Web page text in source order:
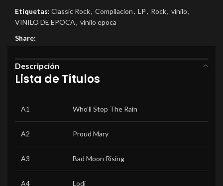
Etiquetas: Classic Rock, Compilacion, LP, Rock, vinilo,
VINILO DE EPOCA, vinilo epoca
Share:
Descripción
Lista de Títulos
A1 Who’ll Stop The Rain
A2 Proud Mary
A3 Bad Moon Rising
A4 Lodi